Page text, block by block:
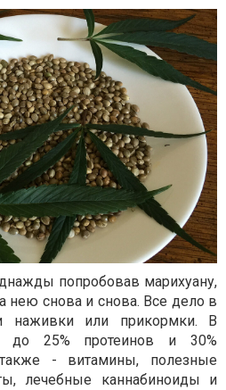
попробовав марихуану,
нею снова и снова. Все дело в
наживки или прикормки. В
до 25% протеинов и 30%
- витамины, полезные
лечебные каннабиноиды и